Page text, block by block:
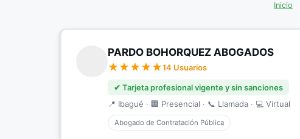
Inicio
PARDO BOHORQUEZ ABOGADOS
14 Usuarios
✔ Tarjeta profesional vigente y sin sanciones
📍 Ibagué · 🏢 Presencial · 📞 Llamada · 💻 Virtual
Abogado de Contratación Pública